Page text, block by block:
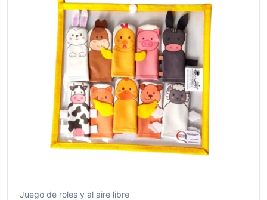
Juego de roles y al aire libre